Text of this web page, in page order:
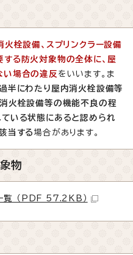
火栓設備、スプリンクラー設備
る防火対象物の全体に、屋
い場合の違反 をいいます。ま
半にわたり屋内消火栓設備等
火栓設備等の機能不良の程
いる状態にあると認められ
当する場合があります。
物
覧 （PDF 57.2KB）